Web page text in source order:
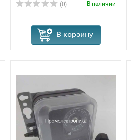
(0) В наличии
В корзину